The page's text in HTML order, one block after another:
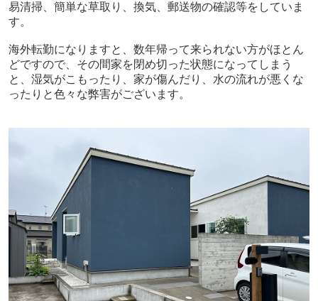
易清掃、簡単な草取り、換気、郵送物の確認等をしていま
す。
海外転勤になりますと、数年帰って来られない方がほとん
どですので、その間家を閉め切った状態になってしまう
と、湿気がこもったり、家が傷んだり、水の流れが悪くな
ったりと色々な弊害がございます。